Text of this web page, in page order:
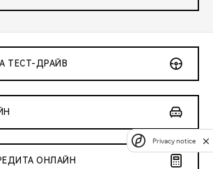
ТЕСТ-ДРАЙВ
ОНЛАЙН
Privacy notice